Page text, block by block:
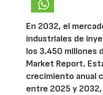
En 2032, el
industriales de
los 3.450 millones
Market Report.
crecimiento anual
entre 2025 y